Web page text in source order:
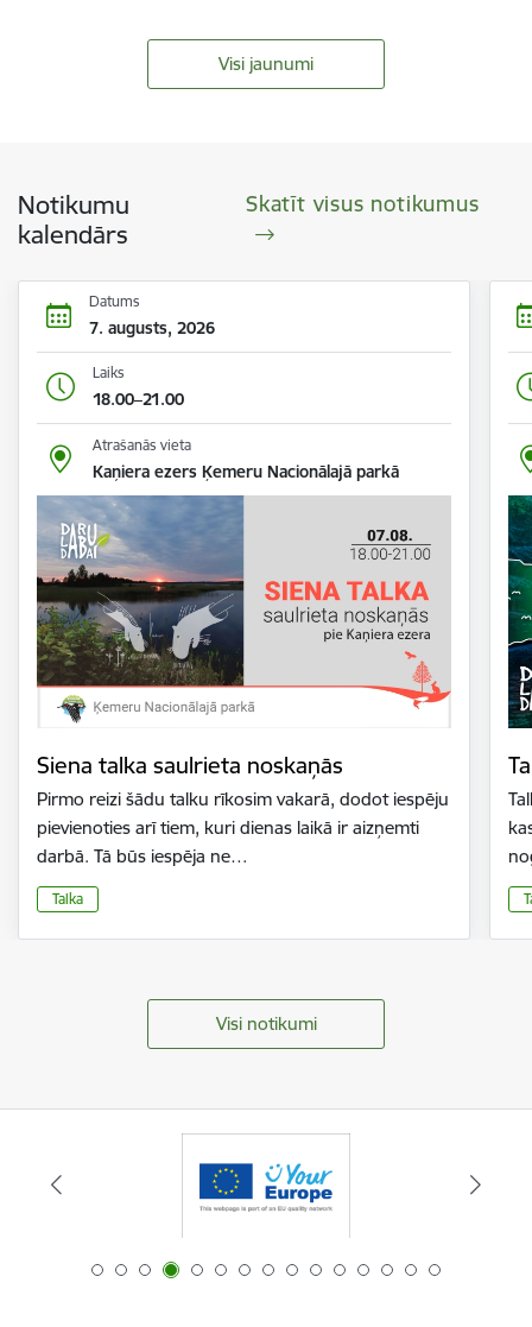
Visi jaunumi
Notikumu
kalendārs
Skatīt visus notikumus
Datums
7. augusts, 2026
Laiks
18.00–21.00
Atrašanās vieta
Kaņiera ezers Ķemeru Nacionālajā parkā
Siena talka saulrieta noskaņās
Pirmo reizi šādu talku rīkosim vakarā, dodot iespēju
pievienoties arī tiem, kuri dienas laikā ir aizņemti
darbā. Tā būs iespēja ne…
Talka
Visi notikumi